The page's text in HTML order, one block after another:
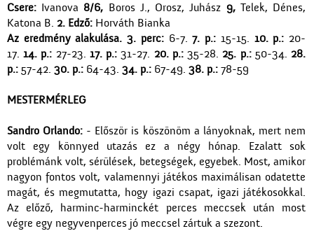
Csere: Ivanova 8/6, Boros J., Orosz, Juhász 9,Telek, Dénes,
Katona B. 2. Edző: Horváth Bianka
Az eredmény alakulása. 3. perc:6-7.7. p.: 15-15. 10. p.: 20-
17.14. p.: 27-23. 17. p.: 31-27. 20. p.:35-28.25. p.:50-34.28.
p.: 57-42. 30. p.: 64-43. 34. p.: 67-49. 38. p.: 78-59
MESTERMÉRLEG
Sandro Orlando: - Először is köszönöm a lányoknak, mert nem
volt egy könnyed utazás ez a négy hónap. Ezalatt sok
problémánk volt, sérülések, betegségek, egyebek. Most, amikor
nagyon fontos volt, valamennyi játékos maximálisan odatette
magát, és megmutatta, hogy igazi csapat, igazi játékosokkal.
Az előző, harminc-harminckét perces meccsek után most
végre egy negyvenperces jó meccsel zártuk a szezont.